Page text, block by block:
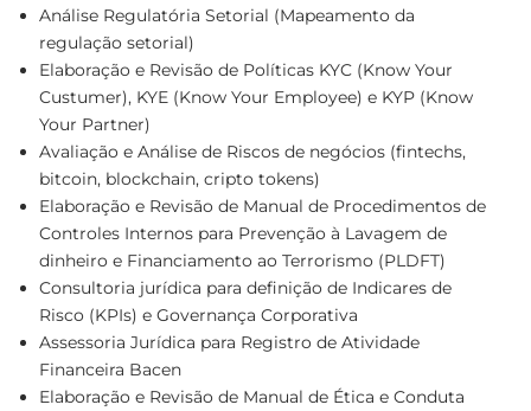
Análise Regulatória Setorial (Mapeamento da
regulação setorial)
Elaboração e Revisão de Políticas KYC (Know Your
Custumer), KYE (Know Your Employee) e KYP (Know
Your Partner)
Avaliação e Análise de Riscos de negócios (fintechs,
bitcoin, blockchain, cripto tokens)
Elaboração e Revisão de Manual de Procedimentos de
Controles Internos para Prevenção à Lavagem de
dinheiro e Financiamento ao Terrorismo (PLDFT)
Consultoria jurídica para definição de Indicares de
Risco (KPIs) e Governança Corporativa
Assessoria Jurídica para Registro de Atividade
Financeira Bacen
Elaboração e Revisão de Manual de Ética e Conduta